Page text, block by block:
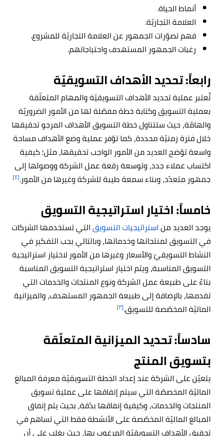
أنماط الحياة.
العلامة التجاريّة.
فهم تصوّرات الجمهور عن العلامة التجاريّة للمشروع.
رغبات الجمهور المستهدف واحتياجاتهم.
رابعاً: تحديد الأهداف التسويقيّة
تُعتبر عملية تحديد الأهداف التسويقيّة والمهام المتعلّقة
بعملية التسويق وكتابة خطة مفصّلة لها من الأمور الضروريّة
والهامّة، حيث ستتناول خطة التسويق الأهداف المرجو تحقيقها
خلال فترة زمنيّة محددة، كما توّفر عملية وضع الأهداف مساحة
واسعة توّضح العديد من الأمور الواجب تحقيقها، مثل؛ كيفية
اكتساب عملاء جدد، وتوسعة رقعة عمل الشركة ووصولها إلى
جمهور متعدّد، وبناء سمعة طيبة للشركة وغيرها من الأمور.[٤]
خامساً: اختيار استراتيجية التسويق
يوجد العديد مناستراتيجيات التسويقالتي تستخدمها الشركات
في التسويق لمنتجاتها وخدماتها، وبالتالي يجب التفكير في
النشاط التسويقيّ والأسعار وغيرها من الأمور لاختيار استراتيجية
التسويق المناسبة، ويتم اختيار استراتيجية التسويق المناسبة
بناءً على طبيعة عمل الشركة ونوع المنتجات والخدمات التي
تقدمها، بالإضافة إلى طبيعة الجمهور المستهدف، والميزانية
الماليّة المخصّصة للتسويق.[٢]
سادساً: تحديد الميزانية المتعلّقة
بتسويق المنتج
يتعيّن على الشركة عند إعداد الخطة التسويقيّة معرفة المبالغ
الماليّة المخصصّة التي سيتم إنفاقها على عملية تسويق
المنتجات والخدمات، وكيفية إنفاقها بدّقة، بحيث يتم إنفاق
المبالغ الماليّة المخصّصة على الأنشطة فقط التي تساهم في
تحقيق الأهداف التسويقيّة المرغوب بها، حيث يغلب على أن